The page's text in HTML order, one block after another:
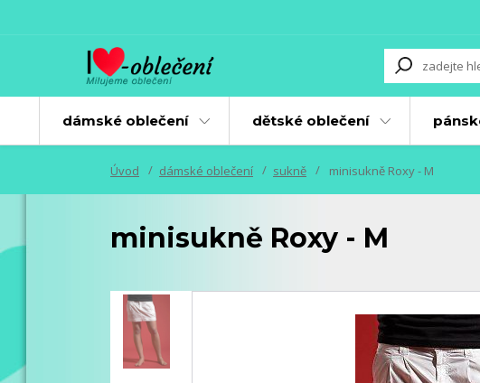
dámské oblečení dětské oblečení
Úvod dámské oblečení sukně minisukně Roxy - M
minisukně Roxy - M